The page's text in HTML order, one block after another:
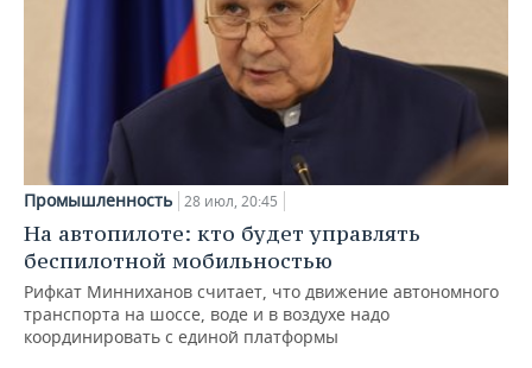
Промышленность 28 июл, 20:45
На автопилоте: кто будет управлять
беспилотной мобильностью
Рифкат Минниханов считает, что движение автономного
транспорта на шоссе, воде и в воздухе надо
координировать с единой платформы